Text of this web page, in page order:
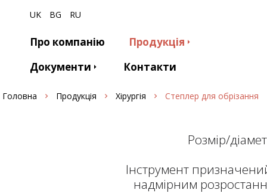
UK BG RU
Про компанію
Продукція
Документи
Контакти
Головна Продукція Хірургія Степлер для обрізання
Розмір/
Інструмент
надмірним